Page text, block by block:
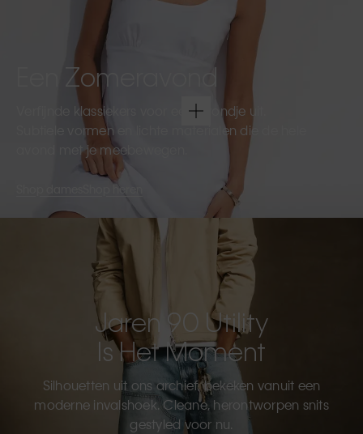
Een Zomeravond
Verfijnde klassiekers voor een avondje uit.
Subtiele vormen en lichte materialen die de hele
avond met je meebewegen.
Shop heren
Jaren 90 Utility
Is Het Moment
Silhouetten uit ons archief, bekeken vanuit een
moderne invalshoek. Cleane, herontworpen snits
gestyled voor nu.